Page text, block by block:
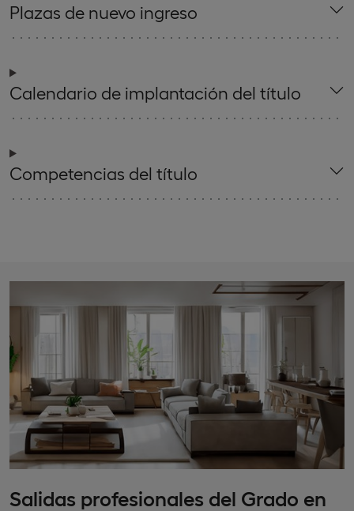
Plazas de nuevo ingreso
Calendario de implantación del título
Competencias del título
Salidas profesionales del Grado en